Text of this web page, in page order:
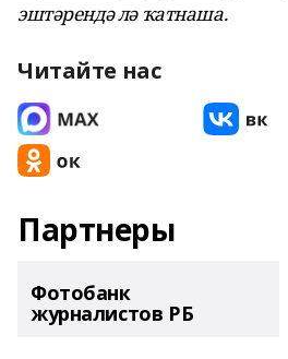
эштәрендә лә ҡатнаша.
Читайте нас
Партнеры
Фотобанк
журналистов РБ